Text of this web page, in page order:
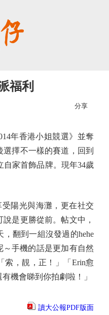
福利
分享
年香港小姐競選》並奪
擇不一樣的賽道，回到
自家首飾品牌。現年34歲
陽光與海灘，更在社交
是更勝從前。帖文中，
翻到一組沒發過的hehe
～手機的話是更加有自然
索，靚，正！」「Erin愈
機會睇到你拍劇啦！」
讀大公報PDF版面